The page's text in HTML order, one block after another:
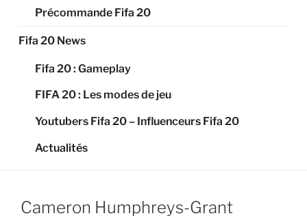
Précommande Fifa 20
Fifa 20 News
Fifa 20 : Gameplay
FIFA 20 : Les modes de jeu
Youtubers Fifa 20 – Influenceurs Fifa 20
Actualités
Cameron Humphreys-Grant